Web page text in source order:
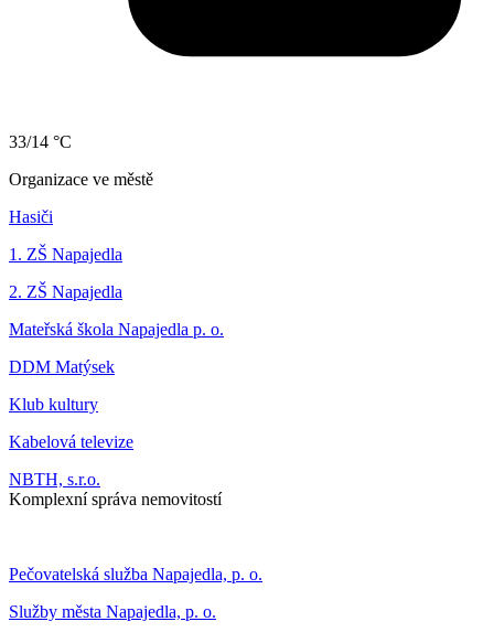
33/14 °C
Organizace ve městě
Hasiči
1. ZŠ Napajedla
2. ZŠ Napajedla
Mateřská škola Napajedla p. o.
DDM Matýsek
Klub kultury
Kabelová televize
NBTH, s.r.o.
Komplexní správa nemovitostí
Pečovatelská služba Napajedla, p. o.
Služby města Napajedla, p. o.